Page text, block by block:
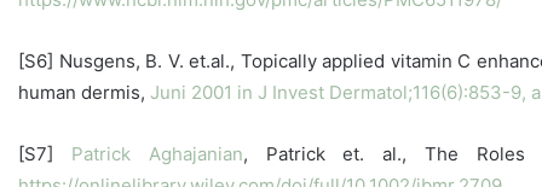
[S6] Nusgens, B. V. et.al., Topically applied vitamin C
human dermis, Juni 2001 in J Invest Dermatol;116(6):853-9,
[S7] Patrick Aghajanian, Patrick et. al., The Roles